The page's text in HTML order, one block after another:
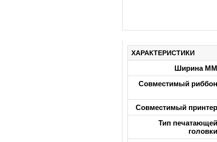
ХАРАКТЕРИСТИКИ
Ширина ММ
Совместимый риббон
Совместимый принтер
Тип печатающей
головки